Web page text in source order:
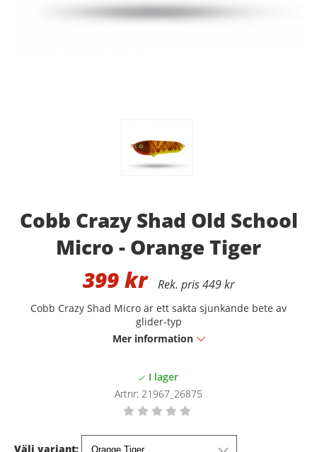
Cobb Crazy Shad Old School
Micro - Orange Tiger
399kr 449 kr
Cobb Crazy Shad Micro är ett sakta sjunkande bete av
glider-typ
Mer information
Artnr: 21967_26875
Välj variant: